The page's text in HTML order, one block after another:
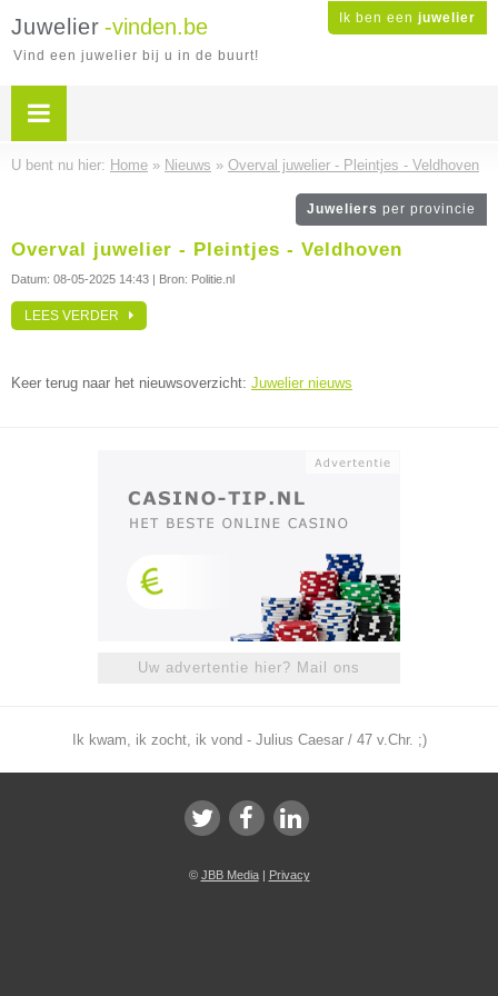
Ik ben een juwelier
Juwelier -vinden.be
Vind een juwelier bij u in de buurt!
U bent nu hier: Home » Nieuws » Overval juwelier - Pleintjes - Veldhoven
Juweliers per provincie
Overval juwelier - Pleintjes - Veldhoven
Datum: 08-05-2025 14:43 | Bron: Politie.nl
LEES VERDER
Keer terug naar het nieuwsoverzicht: Juwelier nieuws
Uw advertentie hier? Mail ons
Ik kwam, ik zocht, ik vond - Julius Caesar / 47 v.Chr. ;)
© JBB Media| Privacy